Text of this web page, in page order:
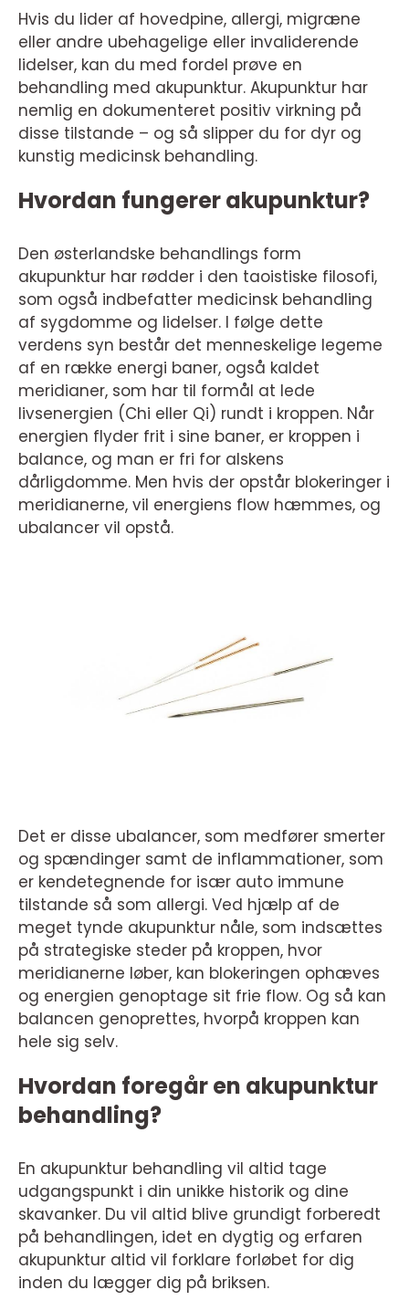
Hvis du lider af hovedpine, allergi, migræne
eller andre ubehagelige eller invaliderende
lidelser, kan du med fordel prøve en
behandling med akupunktur. Akupunktur har
nemlig en dokumenteret positiv virkning på
disse tilstande – og så slipper du for dyr og
kunstig medicinsk behandling.
Hvordan fungerer akupunktur?
Den østerlandske behandlings form
akupunktur har rødder i den taoistiske filosofi,
som også indbefatter medicinsk behandling
af sygdomme og lidelser. I følge dette
verdens syn består det menneskelige legeme
af en række energi baner, også kaldet
meridianer, som har til formål at lede
livsenergien (Chi eller Qi) rundt i kroppen. Når
energien flyder frit i sine baner, er kroppen i
balance, og man er fri for alskens
dårligdomme. Men hvis der opstår blokeringer i
meridianerne, vil energiens flow hæmmes, og
ubalancer vil opstå.
Det er disse ubalancer, som medfører smerter
og spændinger samt de inflammationer, som
er kendetegnende for især auto immune
tilstande så som allergi. Ved hjælp af de
meget tynde akupunktur nåle, som indsættes
på strategiske steder på kroppen, hvor
meridianerne løber, kan blokeringen ophæves
og energien genoptage sit frie flow. Og så kan
balancen genoprettes, hvorpå kroppen kan
hele sig selv.
Hvordan foregår en akupunktur
behandling?
En akupunktur behandling vil altid tage
udgangspunkt i din unikke historik og dine
skavanker. Du vil altid blive grundigt forberedt
på behandlingen, idet en dygtig og erfaren
akupunktur altid vil forklare forløbet for dig
inden du lægger dig på briksen.